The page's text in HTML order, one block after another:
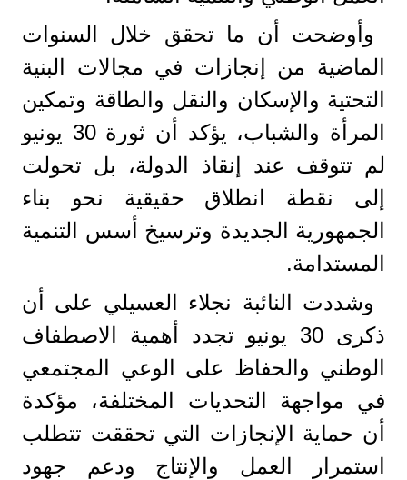
وأوضحت أن ما تحقق خلال السنوات
الماضية من إنجازات في مجالات البنية
التحتية والإسكان والنقل والطاقة وتمكين
المرأة والشباب، يؤكد أن ثورة 30 يونيو
لم تتوقف عند إنقاذ الدولة، بل تحولت
إلى نقطة انطلاق حقيقية نحو بناء
الجمهورية الجديدة وترسيخ أسس التنمية
المستدامة.
وشددت النائبة نجلاء العسيلي على أن
ذكرى 30 يونيو تجدد أهمية الاصطفاف
الوطني والحفاظ على الوعي المجتمعي
في مواجهة التحديات المختلفة، مؤكدة
أن حماية الإنجازات التي تحققت تتطلب
استمرار العمل والإنتاج ودعم جهود